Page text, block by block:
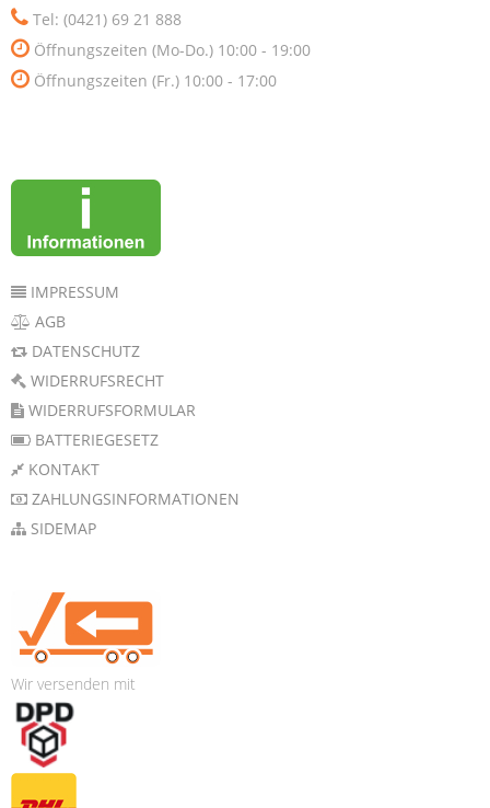
Tel: (0421) 69 21 888
Öffnungszeiten (Mo-Do.) 10:00 - 19:00
Öffnungszeiten (Fr.) 10:00 - 17:00
IMPRESSUM
AGB
DATENSCHUTZ
WIDERRUFSRECHT
WIDERRUFSFORMULAR
BATTERIEGESETZ
KONTAKT
ZAHLUNGSINFORMATIONEN
SIDEMAP
Wir versenden mit